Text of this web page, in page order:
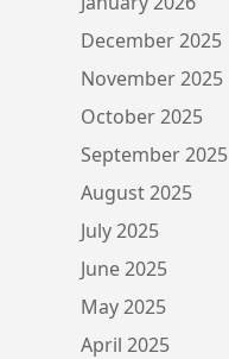
December 2025
November 2025
October 2025
September 2025
August 2025
July 2025
June 2025
May 2025
April 2025